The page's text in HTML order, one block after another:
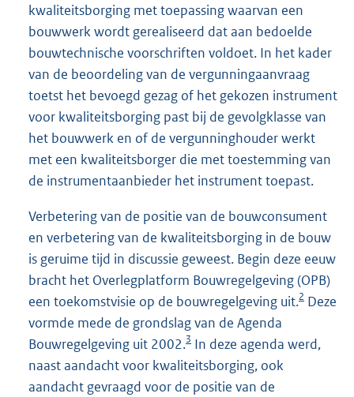
kwaliteitsborging met toepassing waarvan een
bouwwerk wordt gerealiseerd dat aan bedoelde
bouwtechnische voorschriften voldoet. In het kader
van de beoordeling van de vergunningaanvraag
toetst het bevoegd gezag of het gekozen instrument
voor kwaliteitsborging past bij de gevolgklasse van
het bouwwerk en of de vergunninghouder werkt
met een kwaliteitsborger die met toestemming van
de instrumentaanbieder het instrument toepast.
Verbetering van de positie van de bouwconsument
en verbetering van de kwaliteitsborging in de bouw
is geruime tijd in discussie geweest. Begin deze eeuw
bracht het Overlegplatform Bouwregelgeving (OPB)
een toekomstvisie op de bouwregelgeving uit.2 Deze
vormde mede de grondslag van de Agenda
Bouwregelgeving uit 2002.3 In deze agenda werd,
naast aandacht voor kwaliteitsborging, ook
aandacht gevraagd voor de positie van de